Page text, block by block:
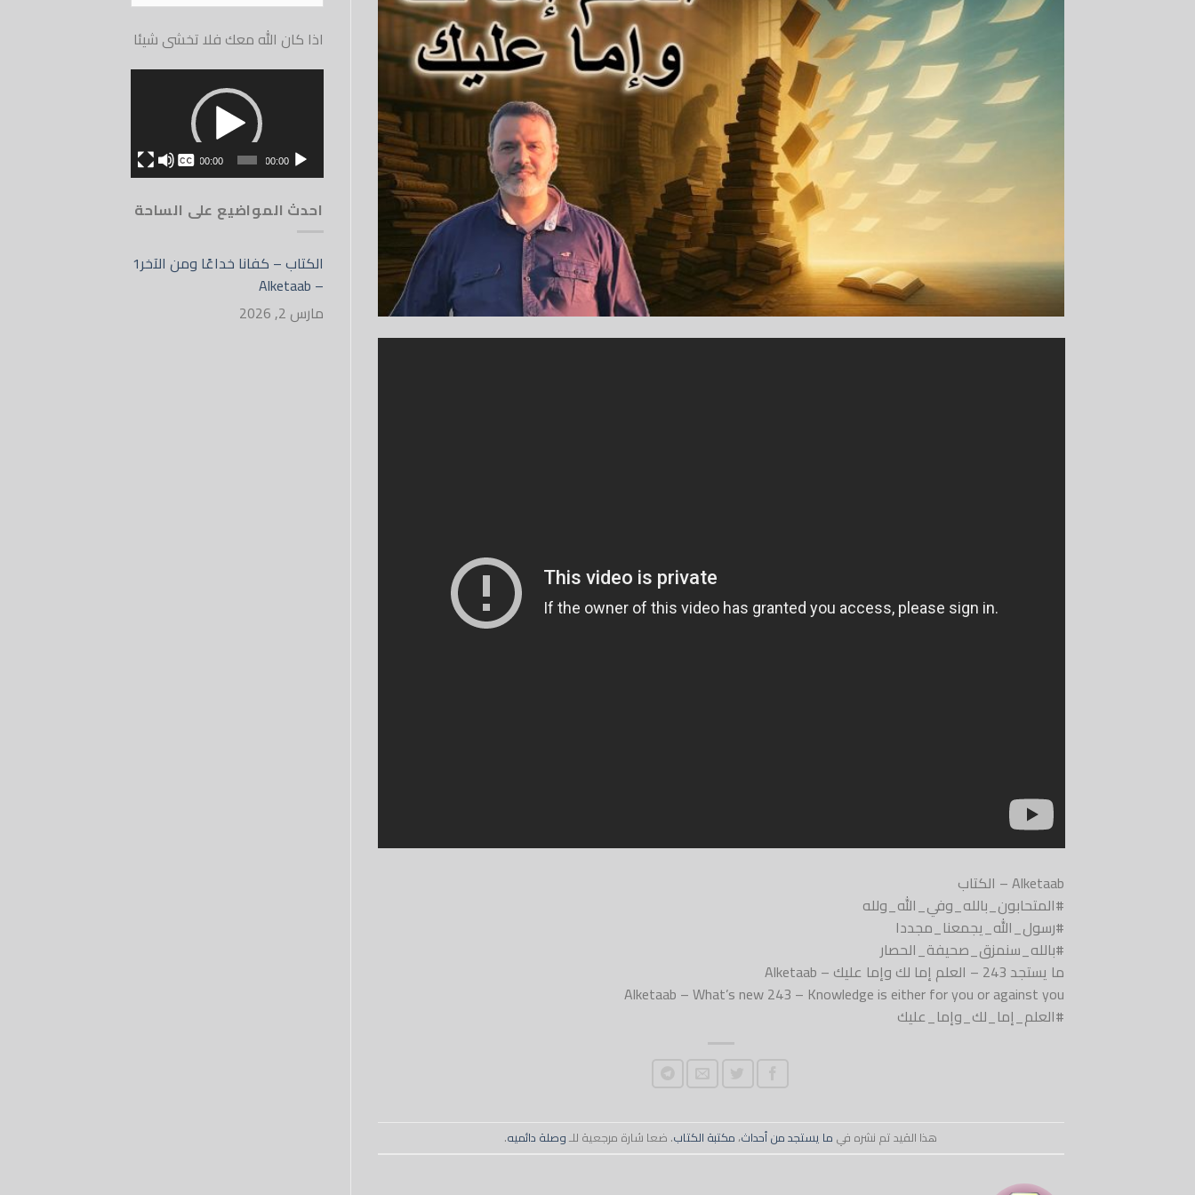
Alketaab – الكتاب
#المتحابون_بالله_وفي_الله_ولله
#رسول_الله_يجمعنا_مجددا
#بالله_سنمزق_صحيفة_الحصار
ما يستجد 243 – العلم إما لك وإما عليك – Alketaab
Alketaab – What’s new 243 – Knowledge is either for you or against you
#العلم_إما_لك_وإما_عليك
هذا القيد تم نشره في ما يستجد من أحداث، مكتبة الكتاب. ضعا شارة مرجعية للـوصلة دائميه.
اذا كان الله معك فلا تخشى شيئا
00:00
00:00
بدون
English
احدث المواضيع على الساحة
الكتاب – كفانا خداعًا ومن الآخر1
– Alketaab
مارس 2, 2026